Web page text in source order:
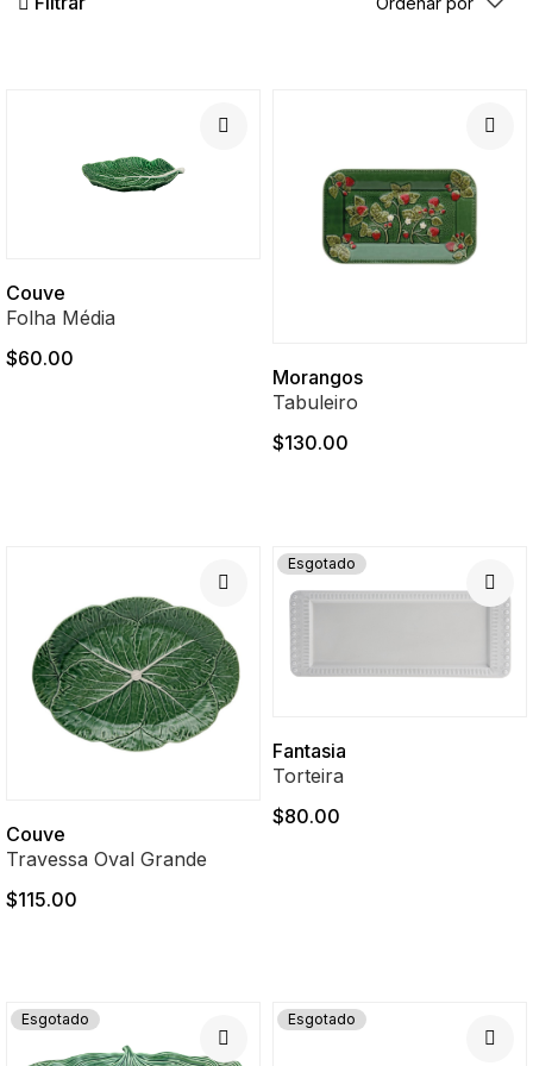
Couve
Folha Média
$60.00
Morangos
Tabuleiro
$130.00
Couve
Travessa Oval Grande
$115.00
Esgotado
Fantasia
Torteira
$80.00
Esgotado Esgotado